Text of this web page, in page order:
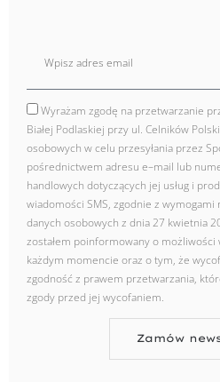
zgodaWyrażam zgodę na przetwarzanie
Białej Podlaskiej przy ul. Celników
osobowych w celu przesyłania przez
pośrednictwem adresu e–mail lub
handlowych dotyczących jej usług i
wiadomości SMS, zgodnie z
danych osobowych z dnia 27 kwietnia
zostałem poinformowany o
każdym momencie oraz o tym, że
zgodność z prawem przetwarzania,
zgody przed jej wycofaniem.
Zamów